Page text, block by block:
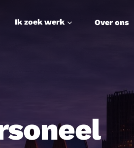
Ik zoek werk Over ons